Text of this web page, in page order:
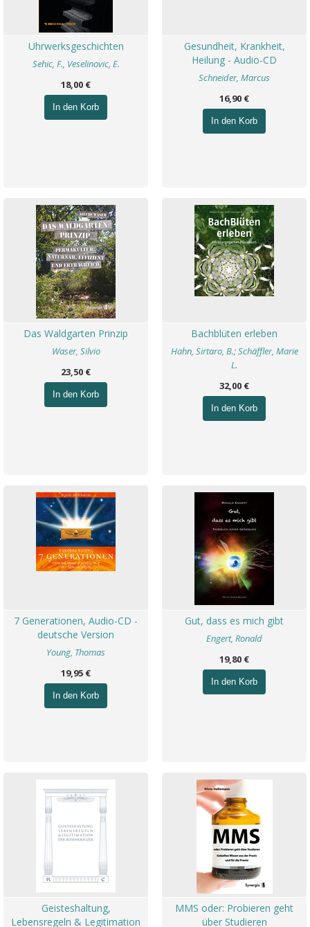
Uhrwerksgeschichten
Sehic, F., Veselinovic, E.
18,00 €
In den Korb
Gesundheit, Krankheit,
Heilung - Audio-CD
Schneider, Marcus
16,90 €
In den Korb
Das Waldgarten Prinzip
Waser, Silvio
23,50 €
In den Korb
Bachblüten erleben
Hahn, Sirtaro, B.; Schäffler, Marie
L.
32,00 €
In den Korb
7 Generationen, Audio-CD -
deutsche Version
Young, Thomas
19,95 €
In den Korb
Gut, dass es mich gibt
Engert, Ronald
19,80 €
In den Korb
Geisteshaltung,
Lebensregeln & Legitimation
MMS oder: Probieren geht
über Studieren